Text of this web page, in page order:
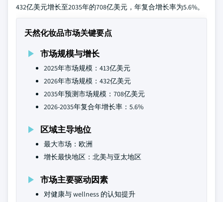
432亿美元增长至2035年的708亿美元，年复合增长率为5.6%。
天然化妆品市场关键要点
市场规模与增长
2025年市场规模：413亿美元
2026年市场规模：432亿美元
2035年预测市场规模：708亿美元
2026-2035年复合年增长率：5.6%
区域主导地位
最大市场：欧洲
增长最快地区：北美与亚太地区
市场主要驱动因素
对健康与 wellness 的认知提升